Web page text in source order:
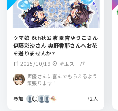
ウマ娘 6th秋公演 夏吉ゆうこさん
伊藤彩沙さん 奥野香耶さんへお花
を送りませんか?
calendar_month 2025/10/19 location_on 埼玉スーパーア
声優さんに喜んでもらえるよう
頑張ります！
参加 72人